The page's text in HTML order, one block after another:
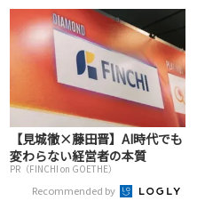
【見城徹×藤田晋】AI時代でも
変わらない経営者の本質
PR（FINCHI on GOETHE）
Recommended by